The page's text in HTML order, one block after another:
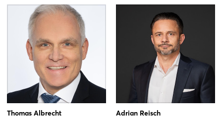
Thomas Albrecht Adrian Reisch